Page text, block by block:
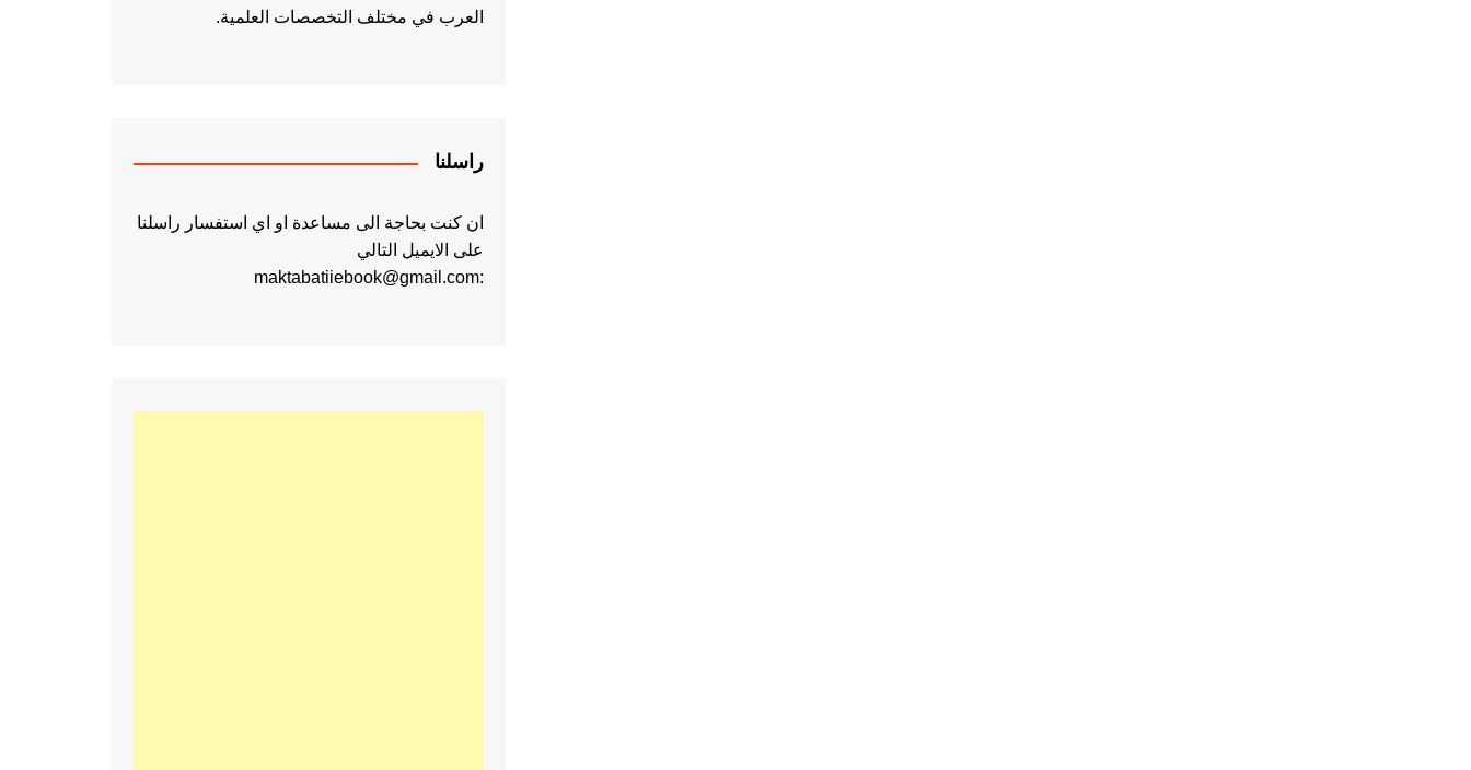
العرب في مختلف التخصصات العلمية.
راسلنا
ان كنت بحاجة الى مساعدة او اي استفسار راسلنا
على الايميل التالي
:maktabatiiebook@gmail.com